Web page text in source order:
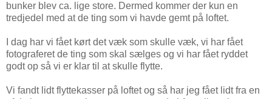
bunker blev ca. lige store. Dermed kommer der kun en
tredjedel med at de ting som vi havde gemt på loftet.
I dag har vi fået kørt det væk som skulle væk, vi har fået
fotograferet de ting som skal sælges og vi har fået ryddet
godt op så vi er klar til at skulle flytte.
Vi fandt lidt flyttekasser på loftet og så har jeg fået lidt fra en